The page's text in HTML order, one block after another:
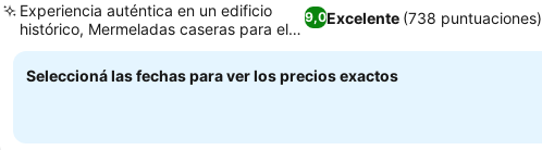
9,0Excelente (738 puntuaciones)
Experiencia auténtica en un edificio
histórico, Mermeladas caseras para el
desayuno
Seleccioná las fechas para ver los precios exactos